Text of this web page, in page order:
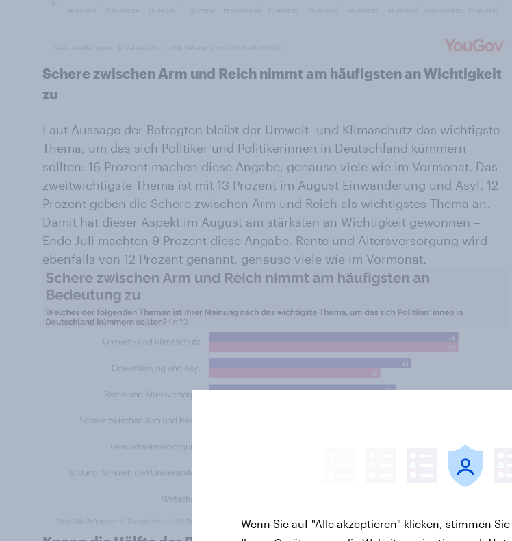
Schere zwischen Arm und Reich nimmt am häufigsten an Wichtigkeit
zu
Laut Aussage der Befragten bleibt der Umwelt- und Klimaschutz das wichtigste
Thema, um das sich Politiker und Politikerinnen in Deutschland kümmern
sollten: 16 Prozent machen diese Angabe, genauso viele wie im Vormonat. Das
zweitwichtigste Thema ist mit 13 Prozent im August Einwanderung und Asyl. 12
Prozent geben die Schere zwischen Arm und Reich als wichtigstes Thema an.
Damit hat dieser Aspekt im August am stärksten an Wichtigkeit gewonnen –
Ende Juli machten 9 Prozent diese Angabe. Rente und Altersversorgung wird
ebenfalls von 12 Prozent genannt, genauso viele wie im Vormonat.
Wenn Sie auf "Alle akzeptieren" klicken, stimmen